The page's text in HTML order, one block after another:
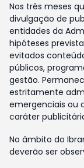
Nos três meses
divulgação de
entidades da
hipóteses
evitados
públicos,
gestão.
estritamente
emergenciais ou
caráter
No âmbito do
deverão ser